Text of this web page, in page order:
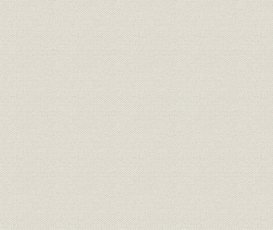
需給 府県別電灯需要 栃木
1887(明治
年
需給 府県別電灯需要 群馬
1887(明治
年